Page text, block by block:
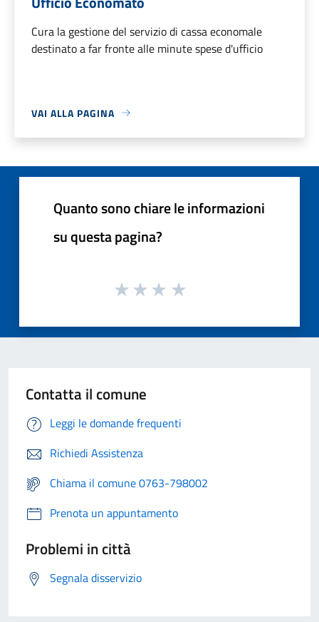
Cura la gestione del servizio di cassa economale
destinato a far fronte alle minute spese d'ufficio
VAI ALLA PAGINA
Quanto sono chiare le informazioni
su questa pagina?
Contatta il comune
Leggi le domande frequenti
Richiedi Assistenza
Chiama il comune 0763-798002
Prenota un appuntamento
Problemi in città
Segnala disservizio